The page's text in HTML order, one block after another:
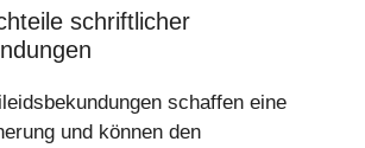
schriftlicher
schaffen eine
und können den